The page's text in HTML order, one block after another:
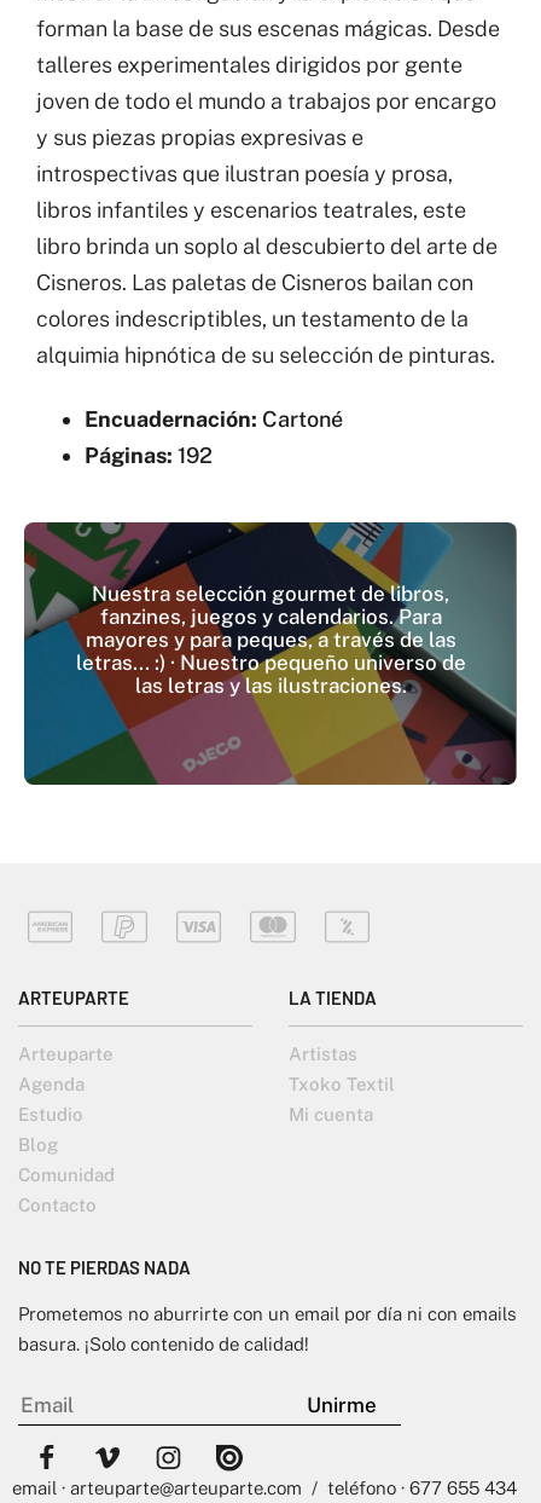
forman la base de sus escenas mágicas. Desde
talleres experimentales dirigidos por gente
joven de todo el mundo a trabajos por encargo
y sus piezas propias expresivas e
introspectivas que ilustran poesía y prosa,
libros infantiles y escenarios teatrales, este
libro brinda un soplo al descubierto del arte de
Cisneros. Las paletas de Cisneros bailan con
colores indescriptibles, un testamento de la
alquimia hipnótica de su selección de pinturas.
Encuadernación: Cartoné
Páginas: 192
Nuestra selección gourmet de libros,
fanzines, juegos y calendarios. Para
mayores y para peques, a través de las
letras... :) · Nuestro pequeño universo de
las letras y las ilustraciones.
ARTEUPARTE
Arteuparte
Agenda
Estudio
Blog
Comunidad
Contacto
LA TIENDA
Artistas
Txoko Textil
Mi cuenta
NO TE PIERDAS NADA
Prometemos no aburrirte con un email por día ni con emails
basura. ¡Solo contenido de calidad!
email · arteuparte@arteuparte.com / teléfono · 677 655 434